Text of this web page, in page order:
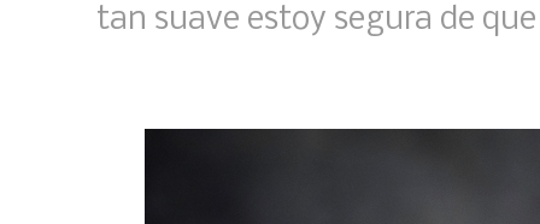
tan suave estoy segura de